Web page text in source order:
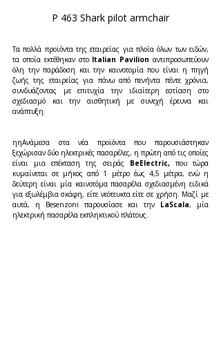
P 463 Shark pilot armchair
Τα πολλά προϊόντα της εταιρείας για πλοία όλων των ειδών,
τα οποία εκτέθηκαν στο Italian Pavilion αντιπροσωπεύουν
όλη την παράδοση και την καινοτομία που είναι η πηγή
ζωής της εταιρείας για πάνω από πενήντα πέντε χρόνια,
συνδυάζοντας με επιτυχία την ιδιαίτερη εστίαση στο
σχεδιασμό και την αισθητική με συνεχή έρευνα και
ανάπτυξη.
ηηΑνάμεσα στα νέα προϊόντα που παρουσιάστηκαν
ξεχώρισαν δύο ηλεκτρικές πασαρέλες, η πρώτη από τις οποίες
είναι μια επέκταση της σειράς BeElectric, που τώρα
κυμαίνεται σε μήκος από 1 μέτρο έως 4,5 μέτρα, ενώ η
δεύτερη είναι μία καινοτόμα πασαρέλα σχεδιασμένη ειδικά
για εξωλέμβια σκάφη, είτε νεότευκτα είτε σε χρήση. Μαζί με
αυτά, η Besenzoni παρουσίασε και την LaScala, μία
ηλεκτρική πασαρέλα εκπληκτικού πλάτους.